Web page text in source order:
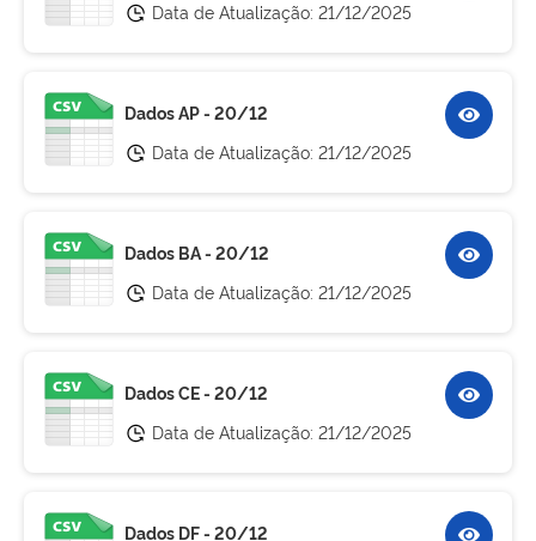
Data de Atualização: 21/12/2025
Dados AP - 20/12
Data de Atualização: 21/12/2025
Dados BA - 20/12
Data de Atualização: 21/12/2025
Dados CE - 20/12
Data de Atualização: 21/12/2025
Dados DF - 20/12